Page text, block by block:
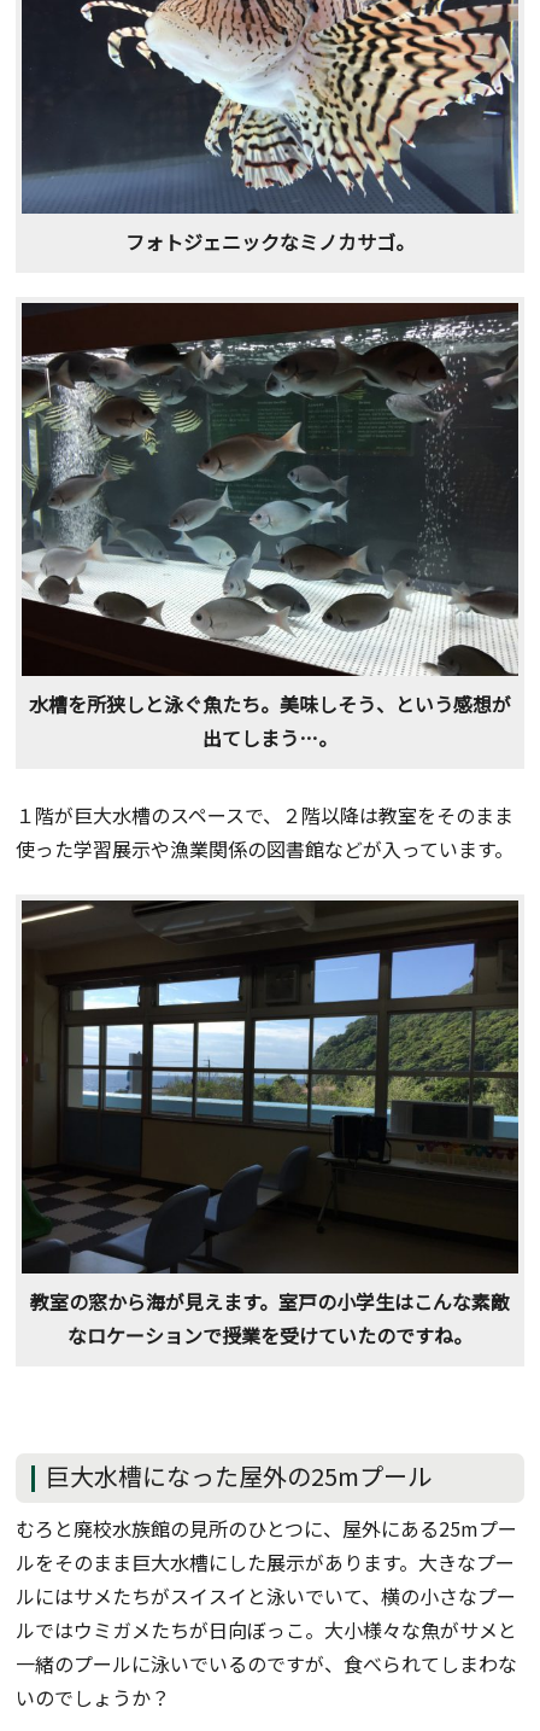
フォトジェニックなミノカサゴ。
水槽を所狭しと泳ぐ魚たち。美味しそう、という感想が
出てしまう…。
１階が巨大水槽のスペースで、２階以降は教室をそのまま
使った学習展示や漁業関係の図書館などが入っています。
教室の窓から海が見えます。室戸の小学生はこんな素敵
なロケーションで授業を受けていたのですね。
巨大水槽になった屋外の25mプール
むろと廃校水族館の見所のひとつに、屋外にある25mプー
ルをそのまま巨大水槽にした展示があります。大きなプー
ルにはサメたちがスイスイと泳いでいて、横の小さなプー
ルではウミガメたちが日向ぼっこ。大小様々な魚がサメと
一緒のプールに泳いでいるのですが、食べられてしまわな
いのでしょうか？